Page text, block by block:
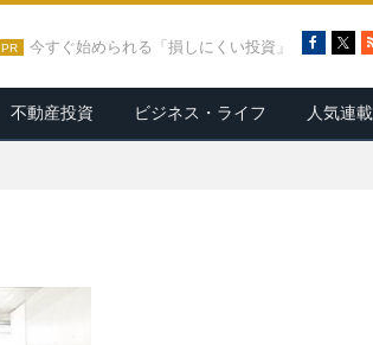
PR 今すぐ始められる「損しにくい投資」
c
e
b
不動産投資 ビジネス・ライフ 人気連載